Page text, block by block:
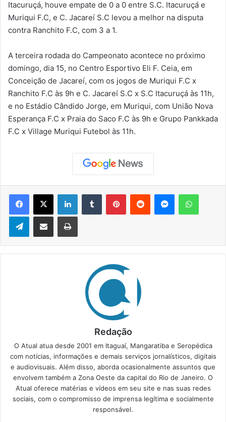
Itacuruçá, houve empate de 0 a 0 entre S.C. Itacuruçá e
Muriqui F.C, e C. Jacareí S.C levou a melhor na disputa
contra Ranchito F.C, com 3 a 1.
A terceira rodada do Campeonato acontece no próximo
domingo, dia 15, no Centro Esportivo Eli F. Ceia, em
Conceição de Jacareí, com os jogos de Muriqui F.C x
Ranchito F.C às 9h e C. Jacareí S.C x S.C Itacuruçá às 11h,
e no Estádio Cândido Jorge, em Muriqui, com União Nova
Esperança F.C x Praia do Saco F.C às 9h e Grupo Pankkada
F.C x Village Muriqui Futebol às 11h.
Telegram
Redação
O Atual atua desde 2001 em Itaguaí, Mangaratiba e Seropédica
com notícias, informações e demais serviços jornalísticos, digitais
e audiovisuais. Além disso, aborda ocasionalmente assuntos que
envolvem também a Zona Oeste da capital do Rio de Janeiro. O
Atual oferece matérias e vídeos em seu site e nas suas redes
sociais, com o compromisso de imprensa legítima e socialmente
responsável.